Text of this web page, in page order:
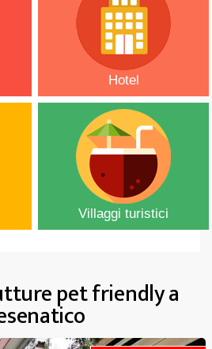
Hotel
Villaggi turistici
pet friendly a